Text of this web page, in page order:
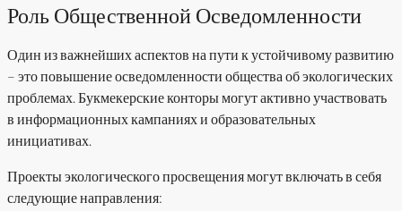
Роль Общественной Осведомленности
Один из важнейших аспектов на пути к устойчивому развитию
– это повышение осведомленности общества об экологических
проблемах. Букмекерские конторы могут активно участвовать
в информационных кампаниях и образовательных
инициативах.
Проекты экологического просвещения могут включать в себя
следующие направления: